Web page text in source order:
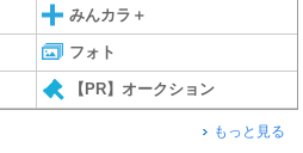
みんカラ＋
フォト
【PR】オークション
もっと見る